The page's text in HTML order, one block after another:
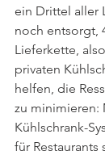
ein Drittel aller
noch entsorgt,
Lieferkette,
privaten
helfen, die
zu minimieren:
Kühlschrank-
für Restaurants